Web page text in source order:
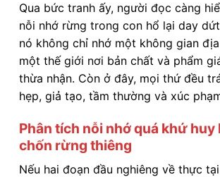
Qua bức tranh ấy, người đọc càng
nỗi nhớ rừng trong con hổ lại day
nó không chỉ nhớ một không gian
một thế giới nơi bản chất và phẩm
thừa nhận. Còn ở đây, mọi thứ đều
hẹp, giả tạo, tầm thường và xúc
Phân tích nỗi nhớ quá khứ huy
chốn rừng thiêng
Nếu hai đoạn đầu nghiêng về thực